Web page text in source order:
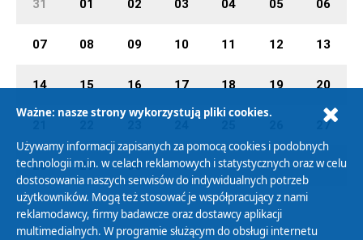
31 01 02 03 04 05 06
07 08 09 10 11 12 13
14 15 16 17 18 19 20
27
28 29 30 01 02 03 04
Ważne: nasze strony wykorzystują pliki cookies.
Używamy informacji zapisanych za pomocą cookies i podobnych
technologii m.in. w celach reklamowych i statystycznych oraz w celu
dostosowania naszych serwisów do indywidualnych potrzeb
użytkowników. Mogą też stosować je współpracujący z nami
reklamodawcy, firmy badawcze oraz dostawcy aplikacji
multimedialnych. W programie służącym do obsługi internetu